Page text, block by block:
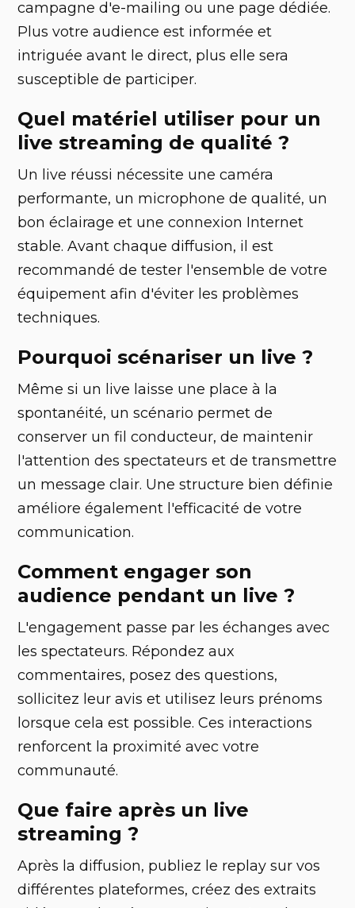
campagne d'e-mailing ou une page dédiée.
Plus votre audience est informée et
intriguée avant le direct, plus elle sera
susceptible de participer.
Quel matériel utiliser pour un
live streaming de qualité ?
Un live réussi nécessite une caméra
performante, un microphone de qualité, un
bon éclairage et une connexion Internet
stable. Avant chaque diffusion, il est
recommandé de tester l'ensemble de votre
équipement afin d'éviter les problèmes
techniques.
Pourquoi scénariser un live ?
Même si un live laisse une place à la
spontanéité, un scénario permet de
conserver un fil conducteur, de maintenir
l'attention des spectateurs et de transmettre
un message clair. Une structure bien définie
améliore également l'efficacité de votre
communication.
Comment engager son
audience pendant un live ?
L'engagement passe par les échanges avec
les spectateurs. Répondez aux
commentaires, posez des questions,
sollicitez leur avis et utilisez leurs prénoms
lorsque cela est possible. Ces interactions
renforcent la proximité avec votre
communauté.
Que faire après un live
streaming ?
Après la diffusion, publiez le replay sur vos
différentes plateformes, créez des extraits